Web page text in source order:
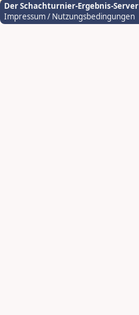
Der Schachturnier-Ergebnis-Server
Impressum / Nutzungsbedingungen